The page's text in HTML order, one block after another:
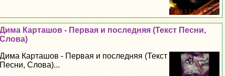
Дима Карташов - Первая и последняя (Текст Песни,
Слова)
Дима Карташов - Первая и последняя (Текст
Песни, Слова)...